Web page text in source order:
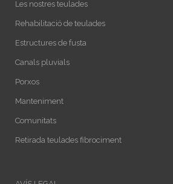
Les nostres teulades
Rehabilitació de teulades
Estructures de fusta
Canals pluvials
Porxos
Manteniment
Comunitats
Retirada teulades fibrociment